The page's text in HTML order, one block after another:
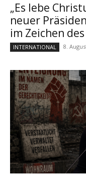
„Es lebe
neuer
im Zeichen
INTERNATIONAL 8.